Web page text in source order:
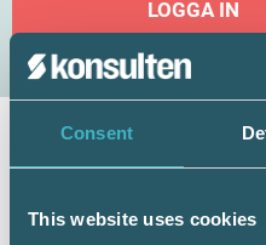
Consent
This website uses cookies
LOGGA IN